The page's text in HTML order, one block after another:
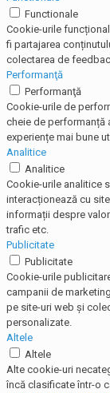
Functionale
Cookie-urile
fi partajarea
colectarea de
Performanţă
Performanţă
Cookie-urile de
cheie de performanță
experiențe mai bune
Analitice
Analitice
Cookie-urile analitice
interacționează cu
informații despre
trafic etc.
Publicitate
Publicitate
Cookie-urile
campanii de
pe site-uri web și
personalizate.
Altele
Altele
Alte cookie-uri
încă clasificate într-o